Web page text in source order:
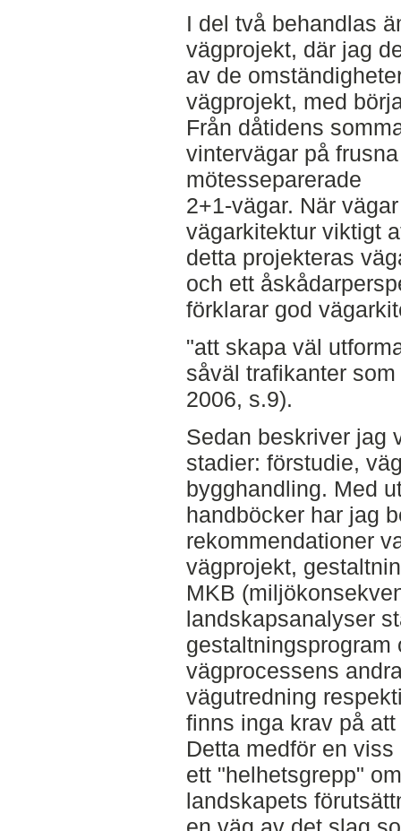
I del två behandlas
vägprojekt, där jag
av de
vägprojekt, med
Från dåtidens
vintervägar på
mötesseparerade
2+1-vägar. När
vägarkitektur viktigt
detta projekteras
och ett
förklarar god
"att skapa väl
såväl trafikanter
2006, s.9).
Sedan beskriver jag
stadier: förstudie,
bygghandling. Med
handböcker har jag
rekommendationer
vägprojekt,
MKB
landskapsanalyser
vägprocessens
vägutredning
finns inga krav på
Detta medför en
ett "helhetsgrepp" om
landskapets